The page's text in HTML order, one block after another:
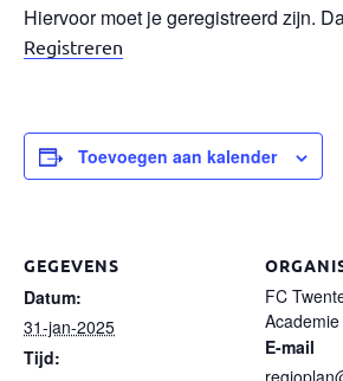
Hiervoor moet je geregistreerd zijn.
Registreren
Toevoegen aan kalender
GEGEVENS
Datum:
31-jan-2025
Tijd:
FC
Academie
E-mail